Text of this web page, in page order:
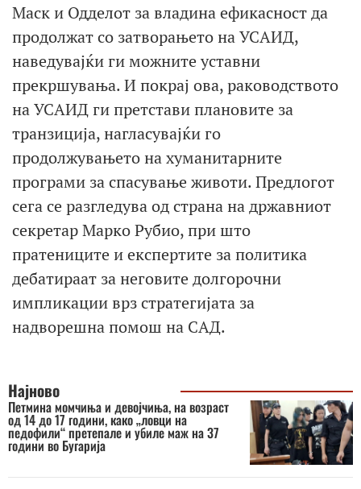
Маск и Одделот за владина ефикасност да
продолжат со затворањето на УСАИД,
наведувајќи ги можните уставни
прекршувања. И покрај ова, раководството
на УСАИД ги претстави плановите за
транзиција, нагласувајќи го
продолжувањето на хуманитарните
програми за спасување животи. Предлогот
сега се разгледува од страна на државниот
секретар Марко Рубио, при што
пратениците и експертите за политика
дебатираат за неговите долгорочни
импликации врз стратегијата за
надворешна помош на САД.
Најново
Петмина момчиња и девојчиња, на возраст
од 14 до 17 години, како „ловци на
педофили“ претепале и убиле маж на 37
години во Бугарија